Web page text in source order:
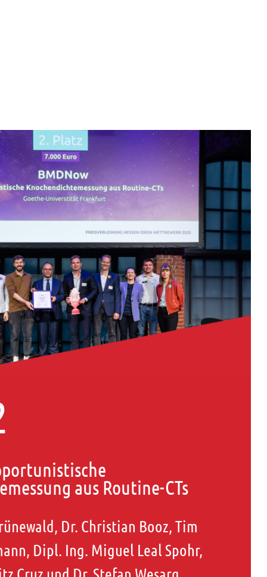
aus Routine-CTs
Dr. Christian Booz, Tim
Dipl. Ing. Miguel Leal Spohr,